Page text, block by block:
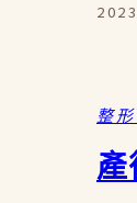
整
產